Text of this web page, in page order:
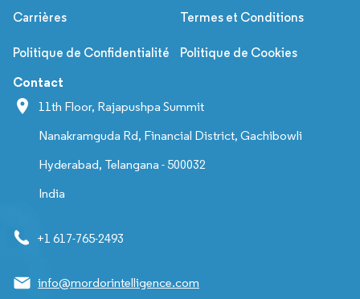
Carrières Termes et Conditions
Politique de Confidentialité Politique de Cookies
Contact
11th Floor, Rajapushpa Summit
Nanakramguda Rd, Financial District, Gachibowli
Hyderabad, Telangana - 500032
India
+1 617-765-2493
info@mordorintelligence.com